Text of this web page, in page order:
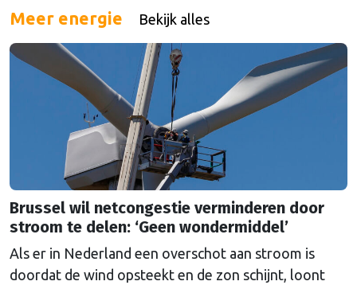
Meer energie Bekijk alles
Brussel wil netcongestie verminderen door
stroom te delen: ‘Geen wondermiddel’
Als er in Nederland een overschot aan stroom is
doordat de wind opsteekt en de zon schijnt, loont